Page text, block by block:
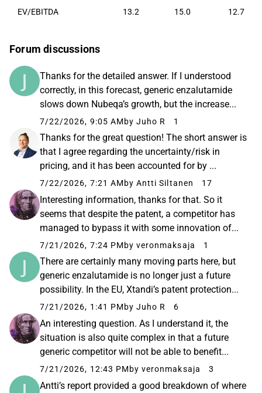
EV/EBITDA 13.2 15.0 12.7
Forum discussions
Thanks for the detailed answer. If I understood
correctly, in this forecast, generic enzalutamide
slows down Nubeqa’s growth, but the increase...
7/22/2026, 9:05 AMby Juho R 1
Thanks for the great question! The short answer is
that I agree regarding the uncertainty/risk in
pricing, and it has been accounted for by ...
7/22/2026, 7:21 AM by Antti Siltanen 17
Interesting information, thanks for that. So it
seems that despite the patent, a competitor has
managed to bypass it with some innovation of...
7/21/2026, 7:24 PM by veronmaksaja 1
There are certainly many moving parts here, but
generic enzalutamide is no longer just a future
possibility. In the EU, Xtandi’s patent protection...
7/21/2026, 1:41 PM by Juho R 6
An interesting question. As I understand it, the
situation is also quite complex in that a future
generic competitor will not be able to benefit...
7/21/2026, 12:43 PM by veronmaksaja 3
Antti’s report provided a good breakdown of where